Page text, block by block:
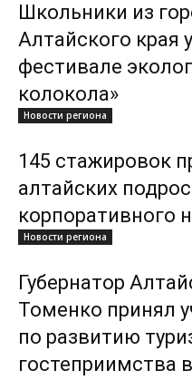
Школьники из
Алтайского края
фестивале
колокола»
Новости региона
145 стажировок
алтайских
корпоративного
Новости региона
Губернатор
Томенко принял
по развитию
гостеприимства